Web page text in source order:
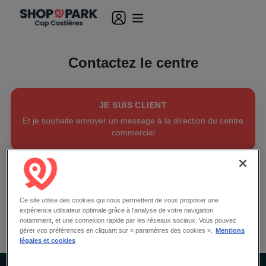
Contactez le centre
JE SUIS CLIENT
Et je souhaite envoyer un message à la direction du centre
commercial
Et je souhaite louer un local permanent ou réserver un
Ce site utilise des cookies qui nous permettent de vous proposer une
expérience utilisateur optimale grâce à l’analyse de votre navigation
notamment, et une connexion rapide par les réseaux sociaux. Vous pouvez
gérer vos préférences en cliquant sur « paramètres des cookies ».
Mentions
légales et cookies